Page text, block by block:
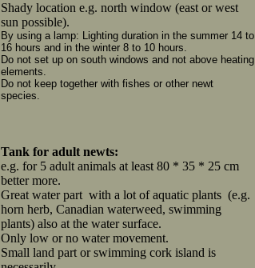
Shady location e.g. north window (east or west
sun possible).
By using a lamp: Lighting duration in the summer 14 to
16 hours and in the winter 8 to 10 hours.
Do not set up on south windows and not above heating
elements.
Do not keep together with fishes or other newt
species.
Tank for adult newts:
e.g. for 5 adult animals at least 80 * 35 * 25 cm
better more.
Great water part with a lot of aquatic plants (e.g.
horn herb, Canadian waterweed, swimming
plants) also at the water surface.
Only low or no water movement.
Small land part or swimming cork island is